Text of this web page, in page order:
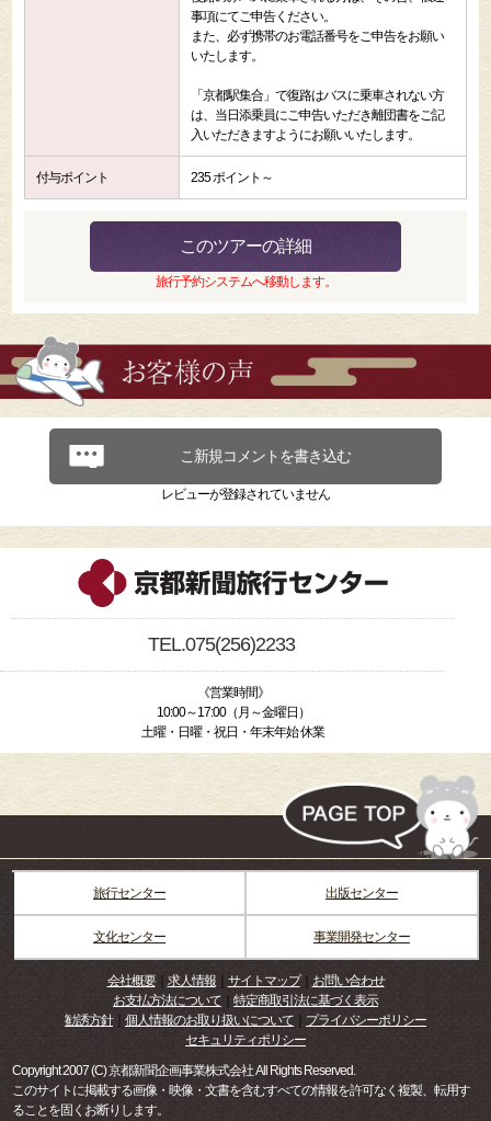
事項にてご申告ください。
また、必ず携帯のお電話番号をご申告をお願い
いたします。
「京都駅集合」で復路はバスに乗車されない方
は、当日添乗員にご申告いただき離団書をご記
入いただきますようにお願いいたします。
付与ポイント 235 ポイント～
このツアーの詳細
旅行予約システムへ移動します。
こ新規コメントを書き込む
レビューが登録されていません
TEL.075(256)2233
《営業時間》
10:00～17:00（月～金曜日）
土曜・日曜・祝日・年末年始 休業
旅行センター 出版センター
文化センター 事業開発センター
会社概要｜ 求人情報｜ サイトマップ｜
お問い合わせ
お支払方法について
特定商取引法に基づく表示
勧誘方針｜ 個人情報のお取り扱いについて
プライバシーポリシー
セキュリティポリシー
Copyright 2007 (C) 京都新聞企画事業株式会社 All Rights Reserved.
このサイトに掲載する画像・映像・文書を含むすべての情報を許可なく複製、転用す
ることを固くお断りします。